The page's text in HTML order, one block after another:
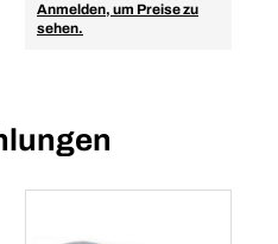
Anmelden, um Preise zu
sehen.